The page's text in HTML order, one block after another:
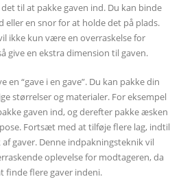
til at pakke gaven ind. Du kan binde
en snor for at holde det på plads.
ikke kun være en overraskelse for
give en ekstra dimension til gaven.
en “gave i en gave”. Du kan pakke din
størrelser og materialer. For eksempel
gaven ind, og derefter pakke æsken
Fortsæt med at tilføje flere lag, indtil
gaver. Denne indpakningsteknik vil
oplevelse for modtageren, da
finde flere gaver indeni.